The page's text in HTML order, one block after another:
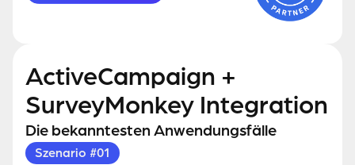
ActiveCampaign +
SurveyMonkey Integration
Die bekanntesten Anwendungsfälle
Szenario #01